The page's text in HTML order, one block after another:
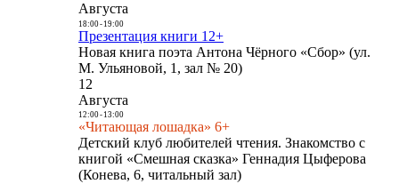
Августа
18:00- 19:00
Презентация книги 12+
Новая книга поэта Антона Чёрного «Сбор» (ул.
М. Ульяновой, 1, зал № 20)
12
Августа
12:00- 13:00
«Читающая лошадка» 6+
Детский клуб любителей чтения. Знакомство с
книгой «Смешная сказка» Геннадия Цыферова
(Конева, 6, читальный зал)